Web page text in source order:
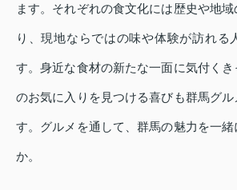
ます。それぞれの食文化には歴史や地
り、現地ならではの味や体験が訪れる
す。身近な食材の新たな一面に気付く
のお気に入りを見つける喜びも群馬グ
す。グルメを通して、群馬の魅力を一
か。